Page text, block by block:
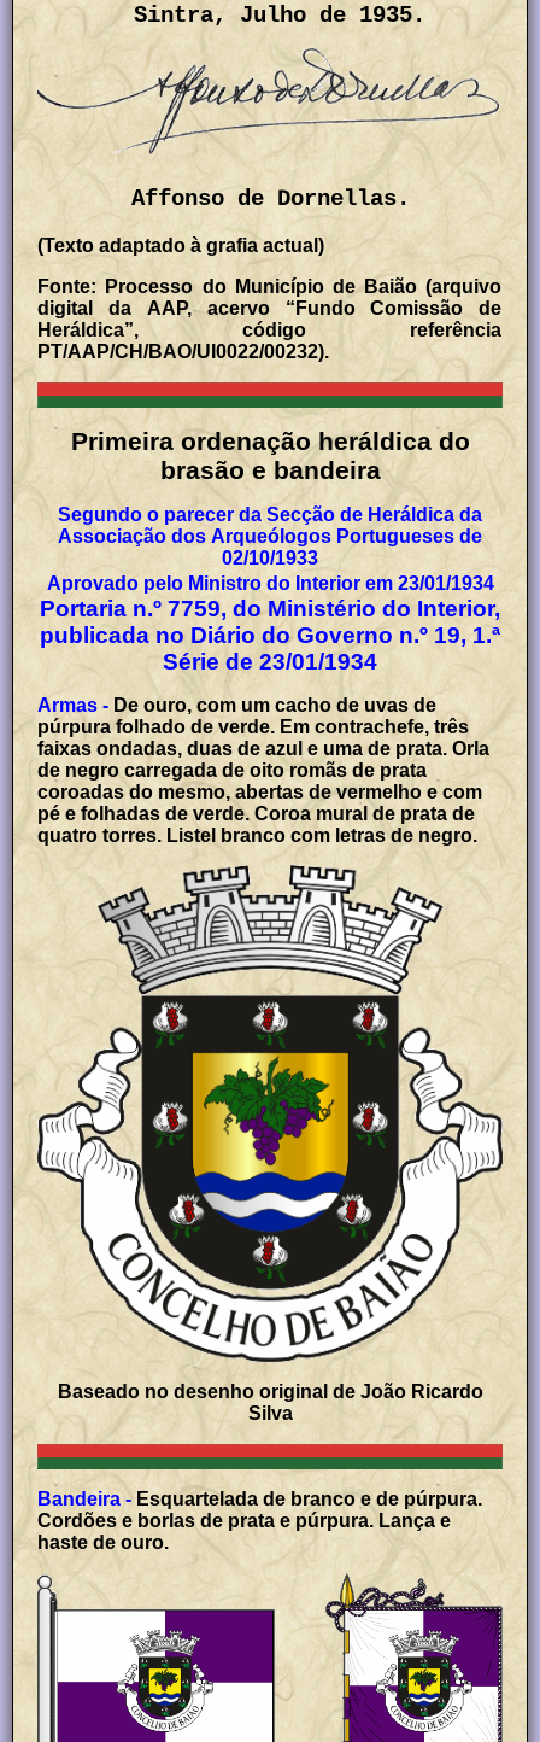
Sintra, Julho de 1935.
Affonso de Dornellas.
(Texto adaptado à grafia actual)
Fonte: Processo do Município de Baião (arquivo
digital da AAP, acervo “Fundo Comissão de
Heráldica”, código referência
PT/AAP/CH/BAO/UI0022/00232).
Primeira ordenação heráldica do
brasão e bandeira
Segundo o parecer da Secção de Heráldica da
Associação dos Arqueólogos Portugueses de
02/10/1933
Aprovado pelo Ministro do Interior em 23/01/1934
Portaria n.º 7759, do Ministério do Interior,
publicada no Diário do Governo n.º 19, 1.ª
Série de 23/01/1934
Armas - De ouro, com um cacho de uvas de
púrpura folhado de verde. Em contrachefe, três
faixas ondadas, duas de azul e uma de prata. Orla
de negro carregada de oito romãs de prata
coroadas do mesmo, abertas de vermelho e com
pé e folhadas de verde. Coroa mural de prata de
quatro torres. Listel branco com letras de negro.
Baseado no desenho original de João Ricardo
Silva
Bandeira - Esquartelada de branco e de púrpura.
Cordões e borlas de prata e púrpura. Lança e
haste de ouro.